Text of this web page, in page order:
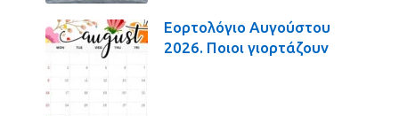
Εορτολόγιο Αυγούστου
2026. Ποιοι γιορτάζουν